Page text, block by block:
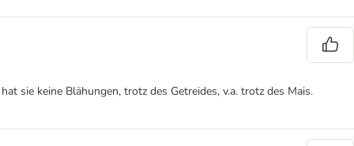
sie keine Blähungen, trotz des Getreides, v.a. trotz des Mais.